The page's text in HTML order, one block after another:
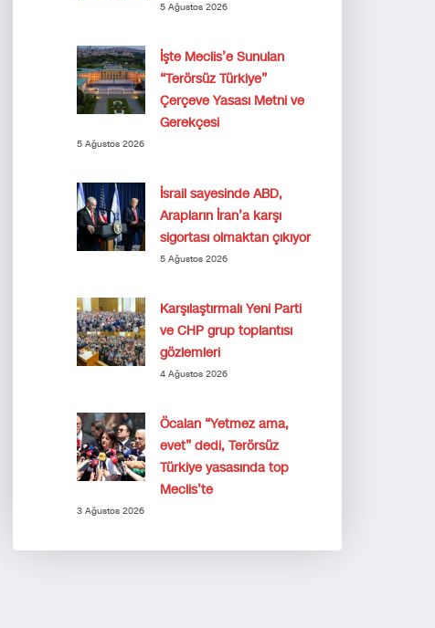
5 Ağustos 2026
İşte Meclis’e Sunulan
“Terörsüz Türkiye”
Çerçeve Yasası Metni ve
Gerekçesi
5 Ağustos 2026
İsrail sayesinde ABD,
Arapların İran’a karşı
sigortası olmaktan çıkıyor
5 Ağustos 2026
Karşılaştırmalı Yeni Parti
ve CHP grup toplantısı
gözlemleri
4 Ağustos 2026
Öcalan “Yetmez ama,
evet” dedi, Terörsüz
Türkiye yasasında top
Meclis’te
3 Ağustos 2026